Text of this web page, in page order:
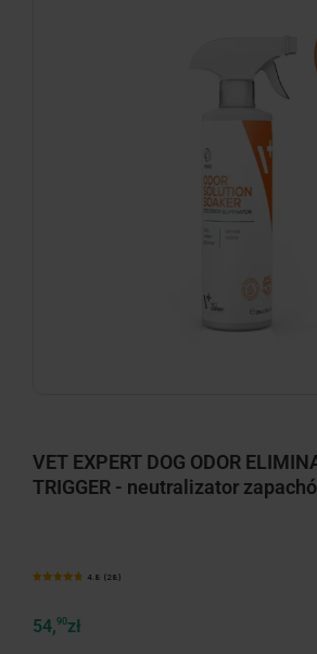
VET EXPERT DOG ODOR
TRIGGER - neutralizator
4.8 (28)
54,90zł